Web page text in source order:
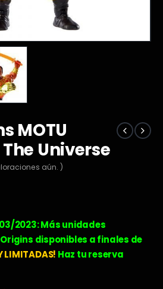
MOTU
Universe
aún. )
2023: Más unidades
disponibles a finales de
LIMITADAS! Haz tu reserva